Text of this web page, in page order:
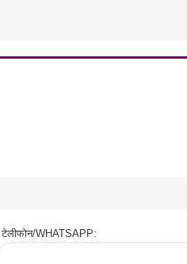
टेलीफोन/WHATSAPP: